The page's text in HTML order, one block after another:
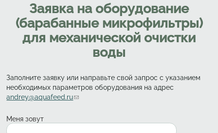
Заявка на оборудование
(барабанные микрофильтры)
для механической очистки
воды
Заполните заявку или направьте свой запрос с указанием
необходимых параметров оборудования на адрес
andrey@aquafeed.ru(link sends e-mail)
Меня зовут